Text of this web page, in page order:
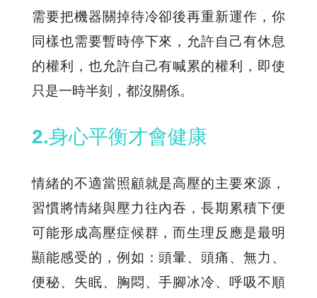
需要把機器關掉待冷卻後再重新運作，你
同樣也需要暫時停下來，允許自己有休息
的權利，也允許自己有喊累的權利，即使
只是一時半刻，都沒關係。
2.身心平衡才會健康
情緒的不適當照顧就是高壓的主要來源，
習慣將情緒與壓力往內吞，長期累積下便
可能形成高壓症候群，而生理反應是最明
顯能感受的，例如：頭暈、頭痛、無力、
便秘、失眠、胸悶、手腳冰冷、呼吸不順